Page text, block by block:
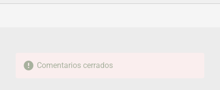
FACEBOOKTWITTERFLIPBOARD
E-
WHATSAPP
Comentarios cerrados